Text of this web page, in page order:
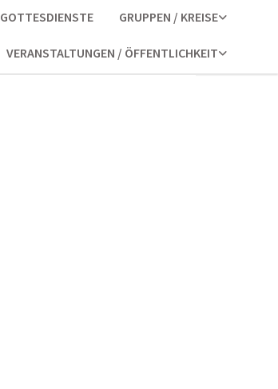
GOTTESDIENSTE GRUPPEN / KREISE
VERANSTALTUNGEN / ÖFFENTLICHKEIT